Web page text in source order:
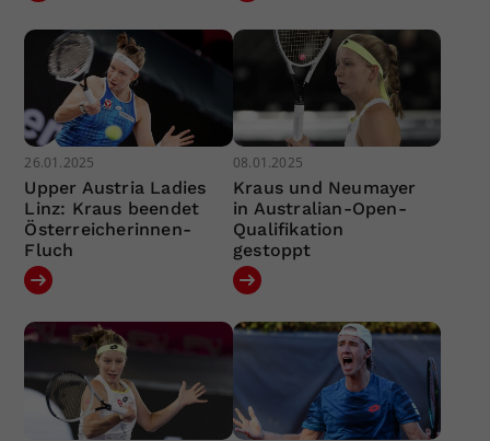
26.01.2025
Upper Austria Ladies
Linz: Kraus beendet
Österreicherinnen-
Fluch
08.01.2025
Kraus und Neumayer
in Australian-Open-
Qualifikation
gestoppt